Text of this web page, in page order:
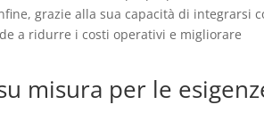
grazie alla sua capacità di integrarsi
a ridurre i costi operativi e migliorare
misura per le